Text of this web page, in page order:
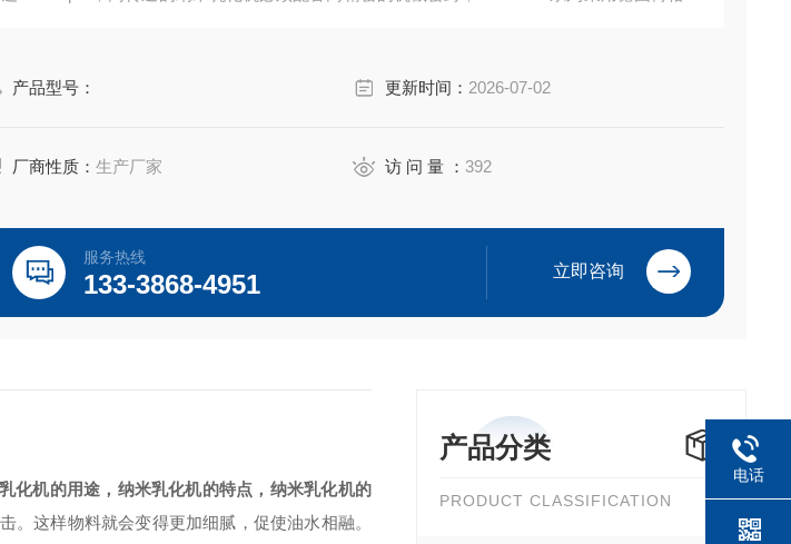
产品型号：
更新时间： 2026-07-02
厂商性质：生产厂家 访 问 量 ：392
服务热线
133-3868-4951 立即咨询
产品分类
PRODUCT CLASSIFICATION
化机的用途， 纳米乳化机的特点， 纳米乳化机的
这样物料就会变得更加细腻，促使油水相融。
电话